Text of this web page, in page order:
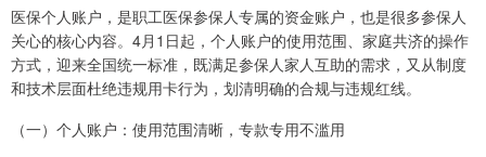
医保个人账户，是职工医保参保人专属的资金账户，也是很多参保人
关心的核心内容。4月1日起，个人账户的使用范围、家庭共济的操作
方式，迎来全国统一标准，既满足参保人家人互助的需求，又从制度
和技术层面杜绝违规用卡行为，划清明确的合规与违规红线。
（一）个人账户：使用范围清晰，专款专用不滥用